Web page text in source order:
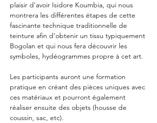
plaisir d'avoir Isidore Koumbia, qui nous
montrera les différentes étapes de cette
fascinante technique traditionnelle de
teinture afin d’obtenir un tissu typiquement
Bogolan et qui nous fera découvrir les
symboles, hydéogrammes propre à cet art.
Les participants auront une formation
pratique en créant des pièces uniques avec
ces matériaux et pourront également
réaliser ensuite des objets (housse de
coussin, sac, etc).